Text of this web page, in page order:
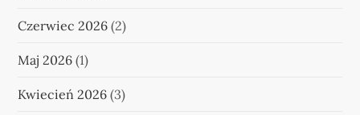
Czerwiec 2026 (2)
Maj 2026 (1)
Kwiecień 2026 (3)